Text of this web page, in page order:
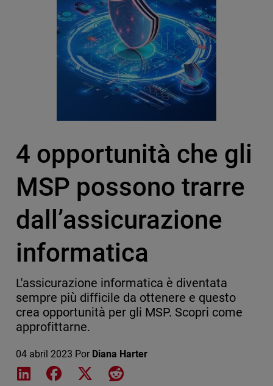
4 opportunità che gli
MSP possono trarre
dall’assicurazione
informatica
L'assicurazione informatica è diventata
sempre più difficile da ottenere e questo
crea opportunità per gli MSP. Scopri come
approfittarne.
04 abril 2023 Por Diana Harter
Share on LinkedIn
Share on Facebook
Share on XShare on Reddit